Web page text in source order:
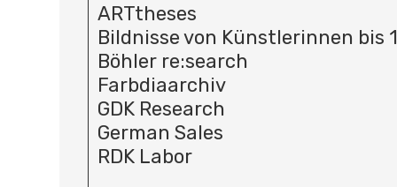
ARTtheses
Bildnisse von Künstlerinnen bis
Böhler re:search
Farbdiaarchiv
GDK Research
German Sales
RDK Labor